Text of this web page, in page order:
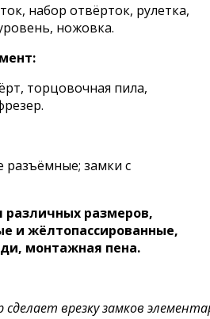
набор отвёрток, рулетка,
ножовка.
торцовочная пила,
замки с
различных размеров,
и жёлтопассированные,
монтажная пена.
врезку замков